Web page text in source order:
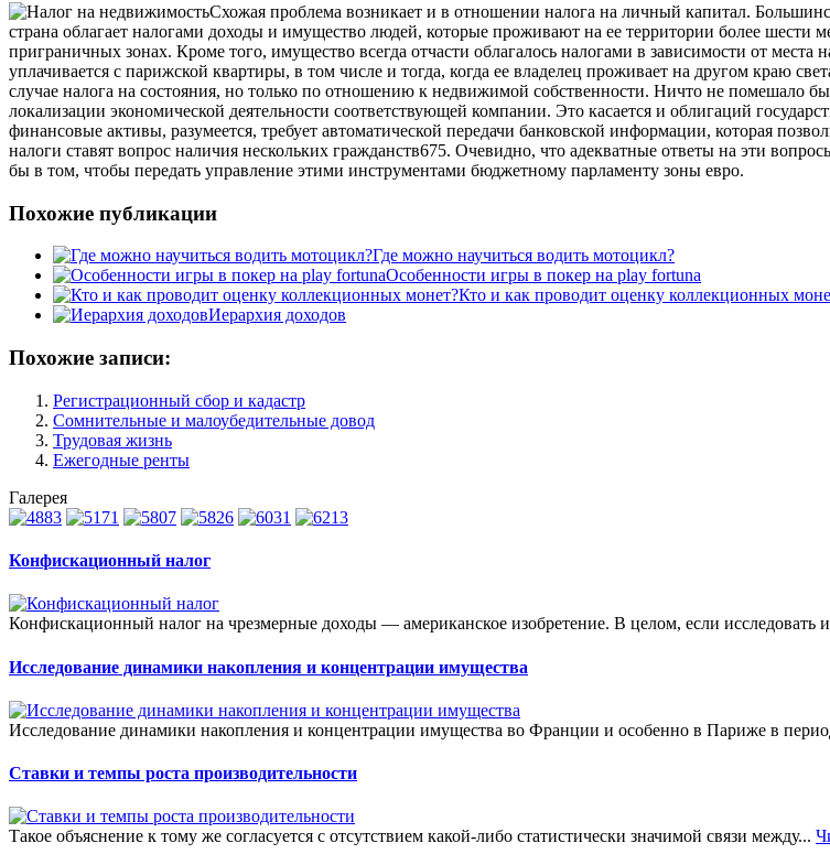
Схожая проблема возникает и в отношении налога на личный капитал.
страна облагает налогами доходы и имущество людей, которые проживают на ее территории более шести
приграничных зонах. Кроме того, имущество всегда отчасти облагалось налогами в зависимости от
уплачивается с парижской квартиры, в том числе и тогда, когда ее владелец проживает на другом краю
случае налога на состояния, но только по отношению к недвижимой собственности. Ничто не помешало
локализации экономической деятельности соответствующей компании. Это касается и облигаций
финансовые активы, разумеется, требует автоматической передачи банковской информации, которая
налоги ставят вопрос наличия нескольких гражданств675. Очевидно, что адекватные ответы на эти
бы в том, чтобы передать управление этими инструментами бюджетному парламенту зоны евро.
Похожие публикации
Где можно научиться водить мотоцикл?
Особенности игры в покер на play fortuna
Кто и как проводит оценку коллекционных
Иерархия доходов
Похожие записи:
Регистрационный сбор и кадастр
Сомнительные и малоубедительные довод
Трудовая жизнь
Ежегодные ренты
Галерея
Конфискационный налог
Конфискационный налог на чрезмерные доходы — американское изобретение. В целом, если исследовать
Исследование динамики накопления и концентрации имущества
Исследование динамики накопления и концентрации имущества во Франции и особенно в Париже в
Ставки и темпы роста производительности
Такое объяснение к тому же согласуется с отсутствием какой-либо статистически значимой связи между...